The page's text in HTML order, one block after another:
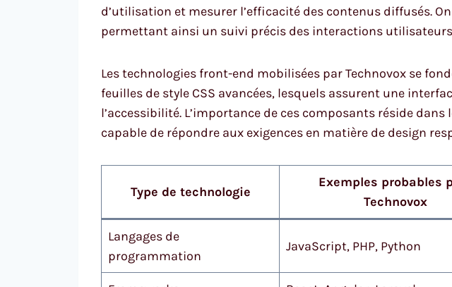
d’utilisation et mesurer l’efficacité des contenus diffusés.
permettant ainsi un suivi précis des interactions
Les technologies front-end mobilisées par Technovox se
feuilles de style CSS avancées, lesquels assurent une
l’accessibilité. L’importance de ces composants réside
capable de répondre aux exigences en matière de design
Type de technologie
Exemples probables
Technovox
Langages de
programmation
JavaScript, PHP, Python